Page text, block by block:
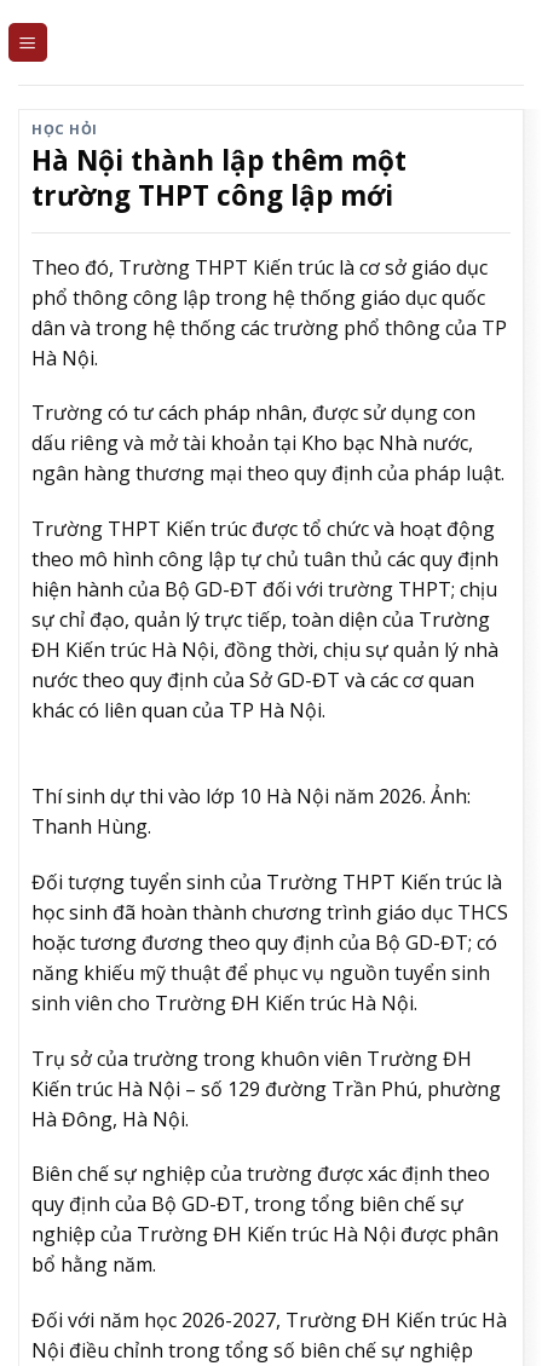
HỌC HỎI
Hà Nội thành lập thêm một
trường THPT công lập mới
Theo đó, Trường THPT Kiến trúc là cơ sở giáo dục
phổ thông công lập trong hệ thống giáo dục quốc
dân và trong hệ thống các trường phổ thông của TP
Hà Nội.
Trường có tư cách pháp nhân, được sử dụng con
dấu riêng và mở tài khoản tại Kho bạc Nhà nước,
ngân hàng thương mại theo quy định của pháp luật.
Trường THPT Kiến trúc được tổ chức và hoạt động
theo mô hình công lập tự chủ tuân thủ các quy định
hiện hành của Bộ GD-ĐT đối với trường THPT; chịu
sự chỉ đạo, quản lý trực tiếp, toàn diện của Trường
ĐH Kiến trúc Hà Nội, đồng thời, chịu sự quản lý nhà
nước theo quy định của Sở GD-ĐT và các cơ quan
khác có liên quan của TP Hà Nội.
Thí sinh dự thi vào lớp 10 Hà Nội năm 2026. Ảnh:
Thanh Hùng.
Đối tượng tuyển sinh của Trường THPT Kiến trúc là
học sinh đã hoàn thành chương trình giáo dục THCS
hoặc tương đương theo quy định của Bộ GD-ĐT; có
năng khiếu mỹ thuật để phục vụ nguồn tuyển sinh
sinh viên cho Trường ĐH Kiến trúc Hà Nội.
Trụ sở của trường trong khuôn viên Trường ĐH
Kiến trúc Hà Nội – số 129 đường Trần Phú, phường
Hà Đông, Hà Nội.
Biên chế sự nghiệp của trường được xác định theo
quy định của Bộ GD-ĐT, trong tổng biên chế sự
nghiệp của Trường ĐH Kiến trúc Hà Nội được phân
bổ hằng năm.
Đối với năm học 2026-2027, Trường ĐH Kiến trúc Hà
Nội điều chỉnh trong tổng số biên chế sự nghiệp